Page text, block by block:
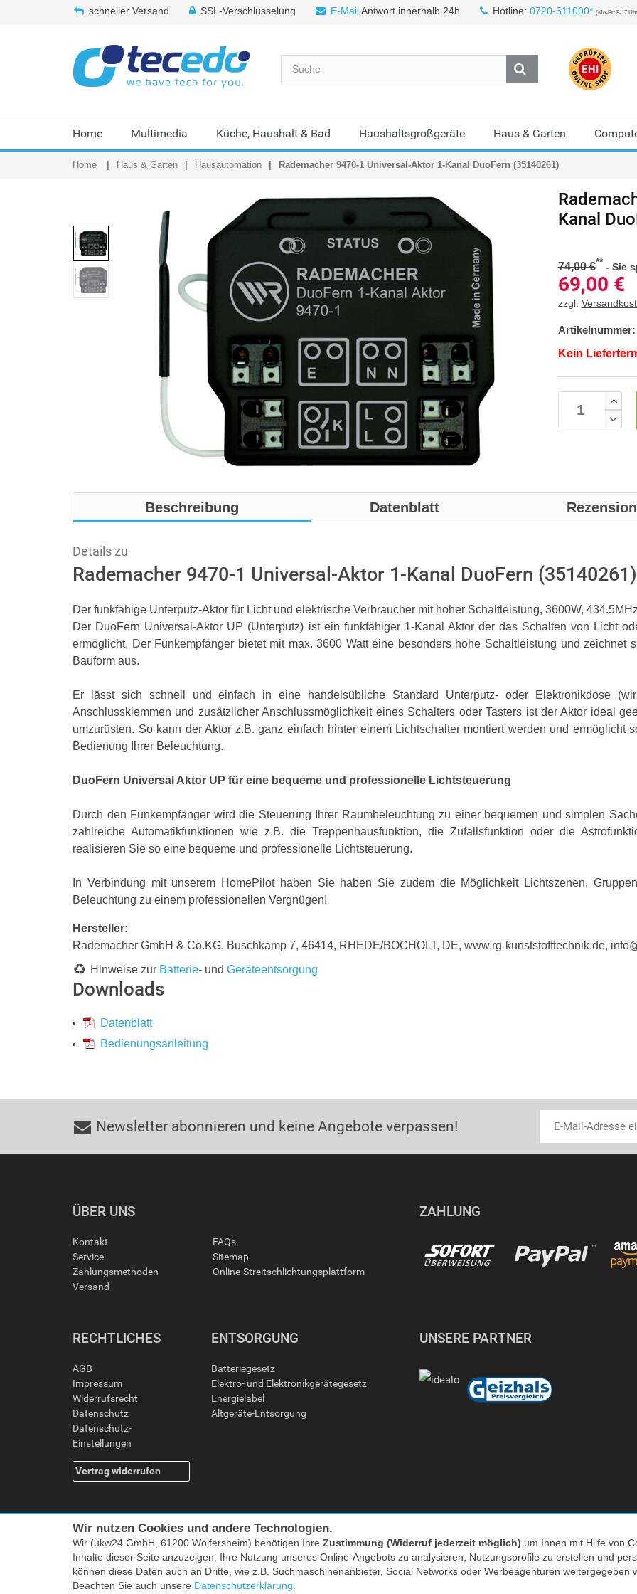
schneller Versand SSL-Verschlüsselung E-MailAntwort innerhalb 24h Hotline: 0720-511000* (Mo-Fr: 8-17
Home Multimedia Küche, Haushalt & Bad Haushaltsgroßgeräte Haus & Garten
Home Haus & Garten Hausautomation Rademacher 9470-1 Universal-Aktor 1-Kanal DuoFern (35140261)
Kanal
74,00 €** - Sie
69,00 €
zzgl.
Artikelnummer:
Kein
Beschreibung Datenblatt
Details zu
Rademacher 9470-1 Universal-Aktor 1-Kanal DuoFern (35140261)
Der funkfähige Unterputz-Aktor für Licht und elektrische Verbraucher mit hoher Schaltleistung, 3600W,
Der DuoFern Universal-Aktor UP (Unterputz) ist ein funkfähiger 1-Kanal Aktor der das Schalten von Licht
ermöglicht. Der Funkempfänger bietet mit max. 3600 Watt eine besonders hohe Schaltleistung und zeichnet
Bauform aus.
Er lässt sich schnell und einfach in eine handelsübliche Standard Unterputz- oder Elektronikdose
Anschlussklemmen und zusätzlicher Anschlussmöglichkeit eines Schalters oder Tasters ist der Aktor ideal
umzurüsten. So kann der Aktor z.B. ganz einfach hinter einem Lichtschalter montiert werden und ermöglicht
Bedienung Ihrer Beleuchtung.
DuoFern Universal Aktor UP für eine bequeme und professionelle Lichtsteuerung
Durch den Funkempfänger wird die Steuerung Ihrer Raumbeleuchtung zu einer bequemen und simplen
zahlreiche Automatikfunktionen wie z.B. die Treppenhausfunktion, die Zufallsfunktion oder die
realisieren Sie so eine bequeme und professionelle Lichtsteuerung.
In Verbindung mit unserem HomePilot haben Sie haben Sie zudem die Möglichkeit Lichtszenen,
Beleuchtung zu einem professionellen Vergnügen!
Hersteller:
Rademacher GmbH & Co.KG, Buschkamp 7, 46414, RHEDE/BOCHOLT, DE, www.rg-kunststofftechnik.de,
Hinweise zur Batterie- und Geräteentsorgung
Downloads
Datenblatt
Bedienungsanleitung
Newsletter abonnieren und keine Angebote verpassen!
ÜBER UNS
Kontakt
Service
Zahlungsmethoden
Versand
FAQs
Sitemap
Online-Streitschlichtungsplattform
ZAHLUNG
RECHTLICHES
AGB
Impressum
Widerrufsrecht
Datenschutz
Datenschutz-
Einstellungen
Vertrag widerrufen
ENTSORGUNG
Batteriegesetz
Elektro- und Elektronikgerätegesetz
Energielabel
Altgeräte-Entsorgung
UNSERE PARTNER
Facebook|twitter
Alle Preise inkl. MwSt. zzgl. Versand | *) Unverbindliche Preisempfehlung | **) Ehemaliger
Wir nutzen Cookies und andere Technologien.
Wir (ukw24 GmbH, 61200 Wölfersheim) benötigen Ihre Zustimmung (Widerruf jederzeit möglich) um Ihnen mit Hilfe von
Inhalte dieser Seite anzuzeigen, Ihre Nutzung unseres Online-Angebots zu analysieren, Nutzungsprofile zu erstellen und
können diese Daten auch an Dritte, wie z.B. Suchmaschinenanbieter, Social Networks oder Werbeagenturen
Beachten Sie auch unsere Datenschutzerklärung.